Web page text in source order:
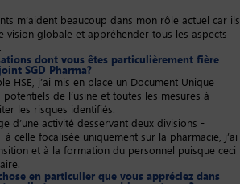
m’aident beaucoup dans mon rôle actuel car ils
vision globale et appréhender tous les aspects
dont vous êtes particulièrement fière
SGD Pharma?
HSE, j’ai mis en place un Document Unique
potentiels de l’usine et toutes les mesures à
les risques identifiés.
d’une activité desservant deux divisions -
à celle focalisée uniquement sur la pharmacie, j’ai
et à la formation du personnel puisque ceci
en particulier que vous appréciez dans